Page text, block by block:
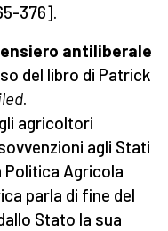
376].
antiliberale
del libro di Patrick
.
agricoltori
agli Stati
Politica Agricola
parla di fine del
Stato la sua